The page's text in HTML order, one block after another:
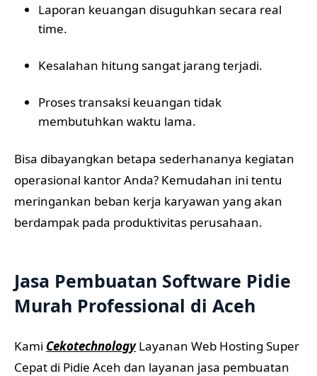
Laporan keuangan disuguhkan secara real
time.
Kesalahan hitung sangat jarang terjadi.
Proses transaksi keuangan tidak
membutuhkan waktu lama.
Bisa dibayangkan betapa sederhananya kegiatan
operasional kantor Anda? Kemudahan ini tentu
meringankan beban kerja karyawan yang akan
berdampak pada produktivitas perusahaan.
Jasa Pembuatan Software Pidie
Murah Professional di Aceh
Kami CekotechnologyLayanan Web Hosting Super
Cepat di Pidie Aceh dan layanan jasa pembuatan